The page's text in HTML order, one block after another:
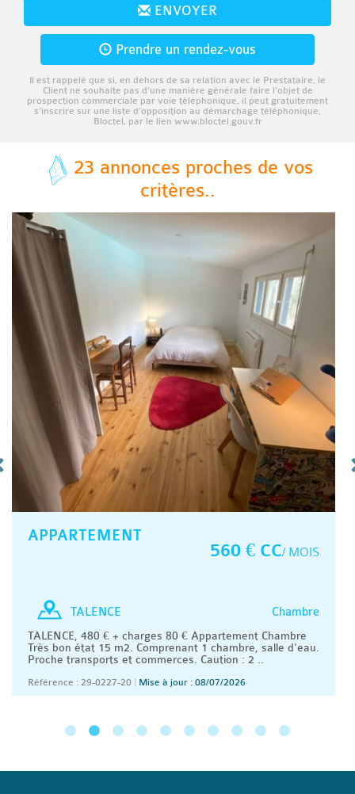
ENVOYER
Prendre un rendez-vous
Il est rappelé que si, en dehors de sa relation avec le Prestataire, le
Client ne souhaite pas d’une manière générale faire l’objet de
prospection commerciale par voie téléphonique, il peut gratuitement
s’inscrire sur une liste d’opposition au démarchage téléphonique,
Bloctel, par le lien www.bloctel.gouv.fr
23 annonces proches de vos
critères..
APPARTEMENT
560 € CC/ MOIS
Chambre
TALENCE
TALENCE, 480 € + charges 80 € Appartement Chambre
Très bon état 15 m2. Comprenant 1 chambre, salle d'eau.
Proche transports et commerces. Caution : 2 ..
Référence : 29-0227-20 Mise à jour : 08/07/2026